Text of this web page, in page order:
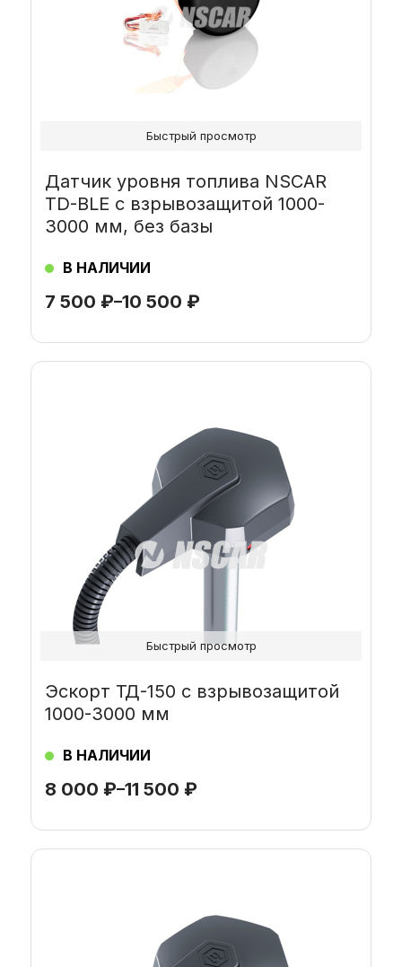
7 500 ₽–10 500 ₽
Датчик уровня топлива NSCAR
TD-BLE с взрывозащитой 1000-
3000 мм, без базы
В НАЛИЧИИ
можно
выбрать
странице
Быстрый просмотр
8 000 ₽–11 500 ₽
Эскорт ТД-150 с взрывозащитой
1000-3000 мм
В НАЛИЧИИ
имеет
несколько
вариаций.
Опции
можно
выбрать
на
странице
товара.
Быстрый просмотр
имеет
несколько
вариаций.